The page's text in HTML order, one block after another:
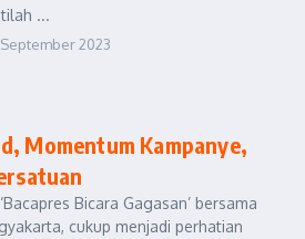
...
2023
Momentum Kampanye,
Bicara Gagasan’ bersama
cukup menjadi perhatian